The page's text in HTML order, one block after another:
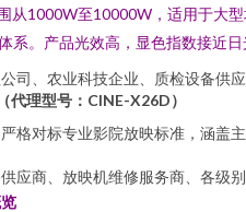
从1000W至10000W，适用于大
系。产品光效高，显色指数接近日
公司、农业科技企业、质检设备供
代理型号：CINE-X26D）
严格对标专业影院放映标准，涵
供应商、放映机维修服务商、各级